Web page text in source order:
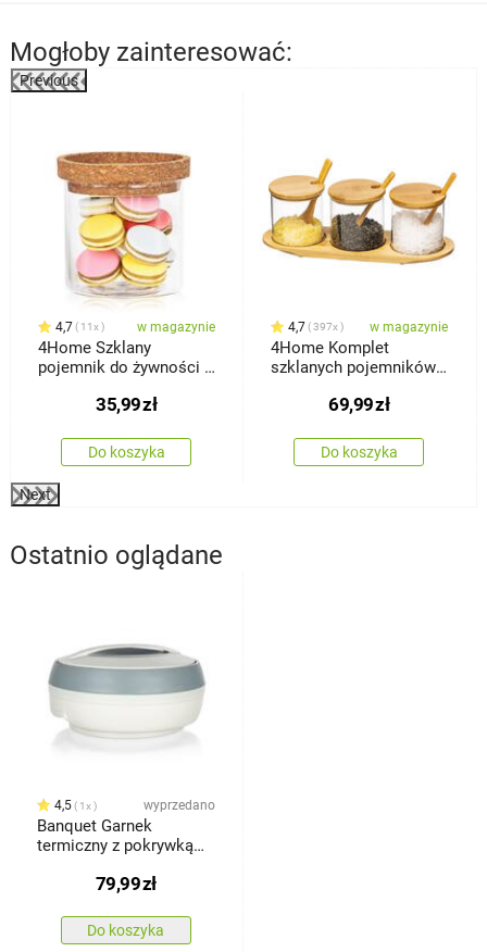
Mogłoby zainteresować:
Previous
4,7 11x w magazynie
4Home Szklany
pojemnik do żywności z
35,99zł
Do koszyka
4,7 397x w magazynie
4Home Komplet
szklanych pojemników z
Bamboo, 310 ml
69,99zł
Do koszyka
Next
Ostatnio oglądane
4,5 1x wyprzedano
Banquet Garnek
termiczny z pokrywką
79,99zł
Do koszyka